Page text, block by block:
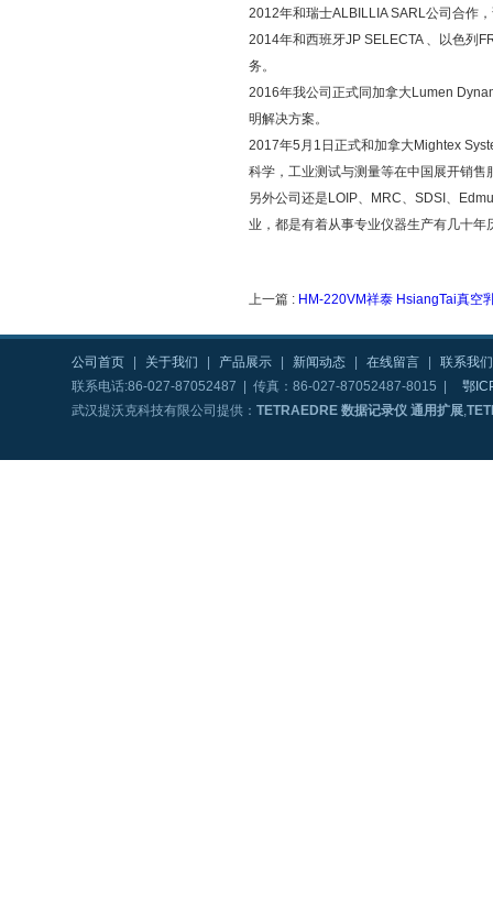
2012年和瑞士ALBILLIA SARL公司合作
2014年和西班牙JP SELECTA 、以色列
务。
2016年我公司正式同加拿大Lumen
明解决方案。
2017年5月1日正式和加拿大Mightex
科学，工业测试与测量等在中国展开销售
另外公司还是LOIP、MRC、SDSI、
业，都是有着从事专业仪器生产有几十
上一篇 : HM-220VM祥泰 HsiangTai真空
公司首页 关于我们 产品展示 新闻动态 在线留言
联系我们
联系电话:86-027-87052487 | 传真：86-027-87052487-8015 |
鄂
武汉提沃克科技有限公司提供： TETRAEDRE 数据记录仪 通用扩展,